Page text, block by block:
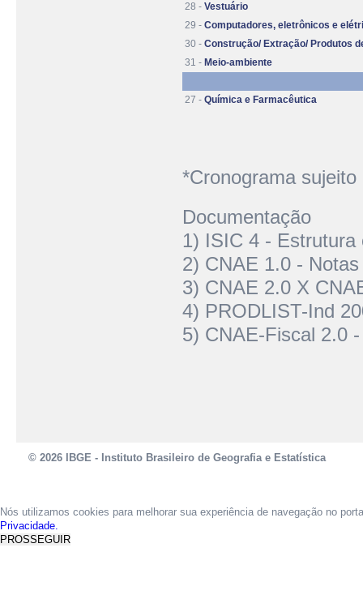
28 - Vestuário
29 - Computadores, eletrônicos e
30 - Construção/ Extração/ Produtos
31 - Meio-ambiente
27 - Química e Farmacêutica
*Cronograma
Documentação
1) ISIC 4 -
2) CNAE 1.0 -
3) CNAE 2.0 X
4) PRODLIST-Ind
5) CNAE-Fiscal 2.0
© 2026 IBGE - Instituto Brasileiro de Geografia e Estatística
Nós utilizamos cookies para melhorar sua experiência de navegação no
Privacidade.
PROSSEGUIR